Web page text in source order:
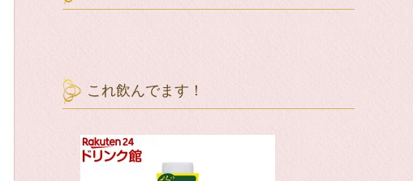
これ飲んでます！